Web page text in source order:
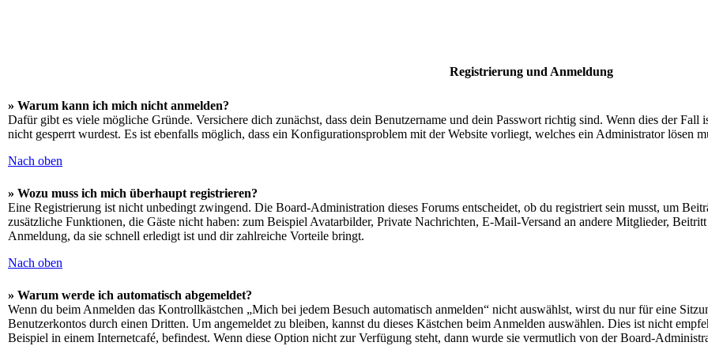
Registrierung und Anmeldung
» Warum kann ich mich nicht anmelden?
Dafür gibt es viele mögliche Gründe. Versichere dich zunächst, dass dein Benutzername und dein Passwort richtig sind. Wenn dies der
nicht gesperrt wurdest. Es ist ebenfalls möglich, dass ein Konfigurationsproblem mit der Website vorliegt, welches ein Administrator lösen
Nach oben
» Wozu muss ich mich überhaupt registrieren?
Eine Registrierung ist nicht unbedingt zwingend. Die Board-Administration dieses Forums entscheidet, ob du registriert sein musst, um
zusätzliche Funktionen, die Gäste nicht haben: zum Beispiel Avatarbilder, Private Nachrichten, E-Mail-Versand an andere Mitglieder,
Anmeldung, da sie schnell erledigt ist und dir zahlreiche Vorteile bringt.
Nach oben
» Warum werde ich automatisch abgemeldet?
Wenn du beim Anmelden das Kontrollkästchen „Mich bei jedem Besuch automatisch anmelden“ nicht auswählst, wirst du nur für eine
Benutzerkontos durch einen Dritten. Um angemeldet zu bleiben, kannst du dieses Kästchen beim Anmelden auswählen. Dies ist nicht
Beispiel in einem Internetcafé, befindest. Wenn diese Option nicht zur Verfügung steht, dann wurde sie vermutlich von der Board-